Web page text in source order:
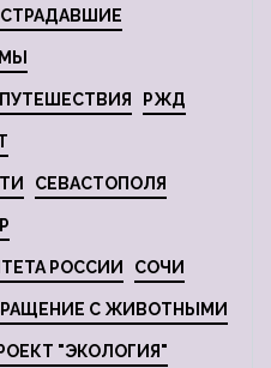
ПУТЕШЕСТВИЯ РЖД
СЕВАСТОПОЛЯ
РОССИИ СОЧИ
С ЖИВОТНЫМИ
"ЭКОЛОГИЯ"